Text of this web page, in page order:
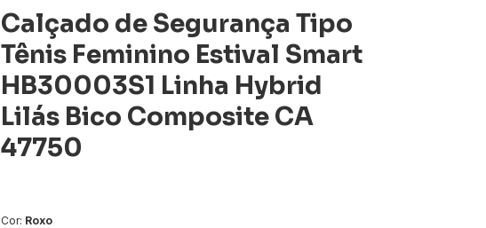
Calçado de Segurança Tipo
Tênis Feminino Estival Smart
HB30003S1 Linha Hybrid
Lilás Bico Composite CA
47750
Cor: Roxo